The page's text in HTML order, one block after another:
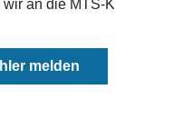
an die MTS-K
melden